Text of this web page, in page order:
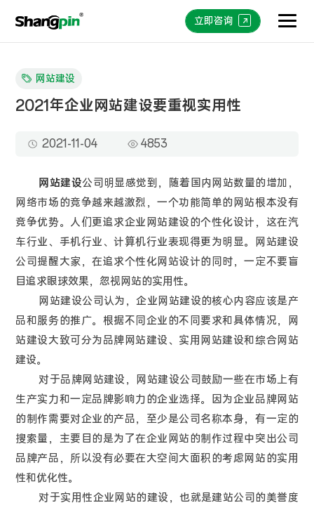
立即咨询
网站建设
2021年企业网站建设要重视实用性
2021-11-04 4853
网站建设公司明显感觉到，随着国内网站数量的增加，
网络市场的竞争越来越激烈，一个功能简单的网站根本没有
竞争优势。人们更追求企业网站建设的个性化设计，这在汽
车行业、手机行业、计算机行业表现得更为明显。网站建设
公司提醒大家，在追求个性化网站设计的同时，一定不要盲
目追求眼球效果，忽视网站的实用性。
网站建设公司认为，企业网站建设的核心内容应该是产
品和服务的推广。根据不同企业的不同要求和具体情况，网
站建设大致可分为品牌网站建设、实用网站建设和综合网站
建设。
对于品牌网站建设，网站建设公司鼓励一些在市场上有
生产实力和一定品牌影响力的企业选择。因为企业品牌网站
的制作需要对企业的产品，至少是公司名称本身，有一定的
搜索量，主要目的是为了在企业网站的制作过程中突出公司
品牌产品，所以没有必要在大空间大面积的考虑网站的实用
性和优化性。
对于实用性企业网站的建设，也就是建站公司的美誉度